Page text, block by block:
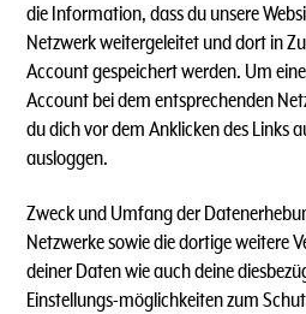
die Information, dass du unsere
Netzwerk weitergeleitet und dort in
Account gespeichert werden. Um
Account bei dem entsprechenden
du dich vor dem Anklicken des Links
ausloggen.
Zweck und Umfang der
Netzwerke sowie die dortige weitere
deiner Daten wie auch deine
Einstellungs-möglichkeiten zum